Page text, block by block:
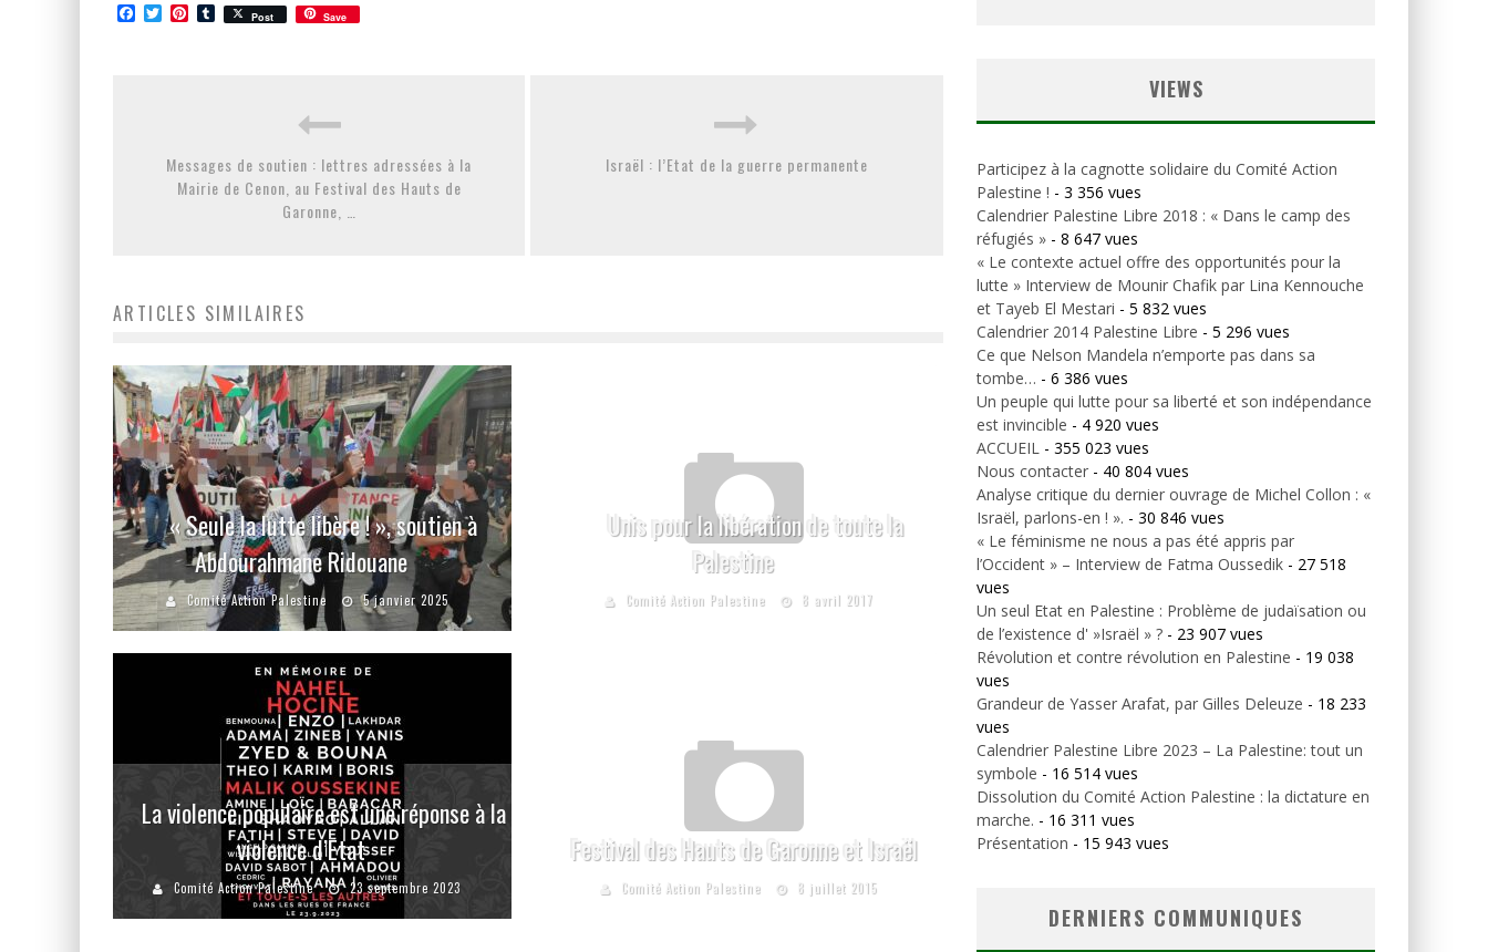
Facebook
TwitterPinterest
Tumblr
Post Save
Messages de soutien : lettres adressées à la
Mairie de Cenon, au Festival des Hauts de
Garonne, …
Israël : l’Etat de la guerre permanente
ARTICLES SIMILAIRES
« Seule la lutte libère ! », soutien à
Abdourahmane Ridouane
Comité Action Palestine 5 janvier 2025
Unis pour la libération de toute la
Palestine
Comité Action Palestine 8 avril 2017
La violence populaire est une réponse à la
violence d’Etat
Comité Action Palestine 23 septembre 2023
Festival des Hauts de Garonne et Israël
Comité Action Palestine 8 juillet 2015
VIEWS
Participez à la cagnotte solidaire du Comité Action
Palestine ! - 3 356 vues
Calendrier Palestine Libre 2018 : « Dans le camp des
réfugiés » - 8 647 vues
« Le contexte actuel offre des opportunités pour la
lutte » Interview de Mounir Chafik par Lina Kennouche
et Tayeb El Mestari - 5 832 vues
Calendrier 2014 Palestine Libre - 5 296 vues
Ce que Nelson Mandela n’emporte pas dans sa
tombe… - 6 386 vues
Un peuple qui lutte pour sa liberté et son indépendance
est invincible - 4 920 vues
ACCUEIL - 355 023 vues
Nous contacter - 40 804 vues
Analyse critique du dernier ouvrage de Michel Collon : «
Israël, parlons-en ! ». - 30 846 vues
« Le féminisme ne nous a pas été appris par
l’Occident » – Interview de Fatma Oussedik - 27 518
vues
Un seul Etat en Palestine : Problème de judaïsation ou
de l’existence d' »Israël » ? - 23 907 vues
Révolution et contre révolution en Palestine - 19 038
vues
Grandeur de Yasser Arafat, par Gilles Deleuze - 18 233
vues
Calendrier Palestine Libre 2023 – La Palestine: tout un
symbole - 16 514 vues
Dissolution du Comité Action Palestine : la dictature en
marche. - 16 311 vues
Présentation - 15 943 vues
DERNIERS COMMUNIQUES